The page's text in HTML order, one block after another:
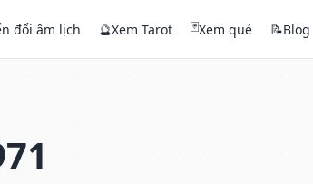
đổi âm lịch 🔮Xem Tarot 🃏Xem quẻ 📝Blog